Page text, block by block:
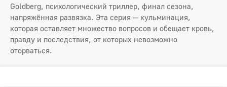
Goldberg, психологический триллер, финал сезона,
напряжённая развязка. Эта серия — кульминация,
которая оставляет множество вопросов и обещает кровь,
правду и последствия, от которых невозможно
оторваться.